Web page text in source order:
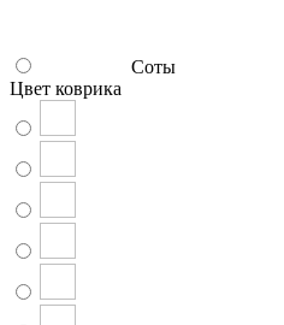
Соты
Цвет коврика